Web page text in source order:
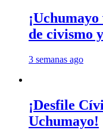
de civismo
3 semanas ago
¡Desfile
Uchumayo!